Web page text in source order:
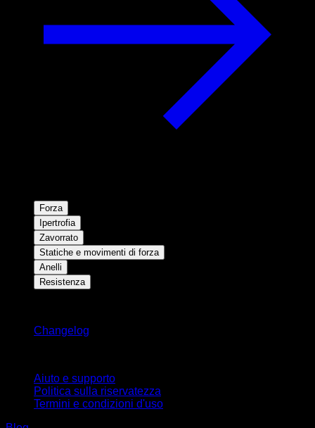
Forza
Ipertrofia
Zavorrato
Statiche e movimenti di forza
Anelli
Resistenza
Changelog
Aiuto e supporto
Politica sulla riservatezza
Termini e condizioni d'uso